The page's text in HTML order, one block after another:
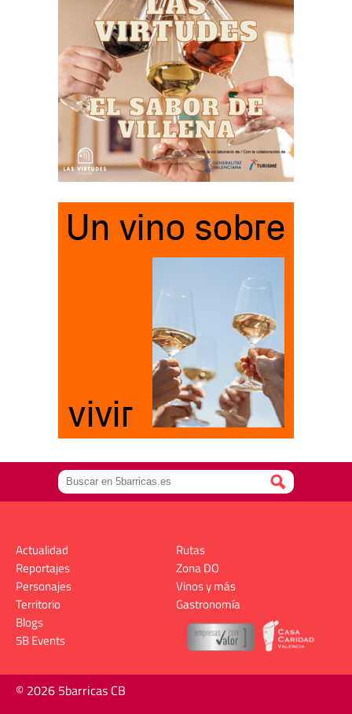
Actualidad
Reportajes
Personajes
Territorio
Rutas
Zona DO
Vinos y más
Gastronomía
Blogs
5B Events
© 2026 5barricas CB